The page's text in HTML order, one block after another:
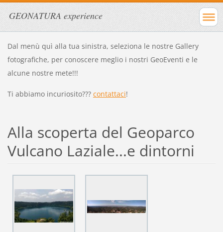
GEONATURA experience
Dal menù quì alla tua sinistra, seleziona le nostre Gallery
fotografiche, per conoscere meglio i nostri GeoEventi e le
alcune nostre mete!!!
Ti abbiamo incuriosito??? contattaci!
Alla scoperta del Geoparco
Vulcano Laziale...e dintorni